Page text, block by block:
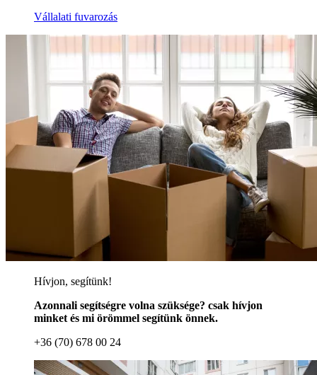
Vállalati fuvarozás
Hívjon, segítünk!
Azonnali segítségre volna szüksége? csak hívjon
minket és mi örömmel segítünk önnek.
+36 (70) 678 00 24